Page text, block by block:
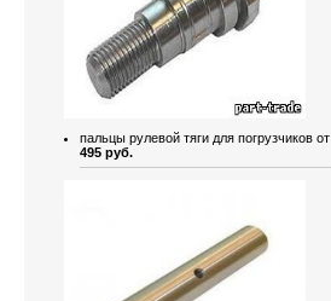
пальцы рулевой тяги для погрузчиков от
495 руб.